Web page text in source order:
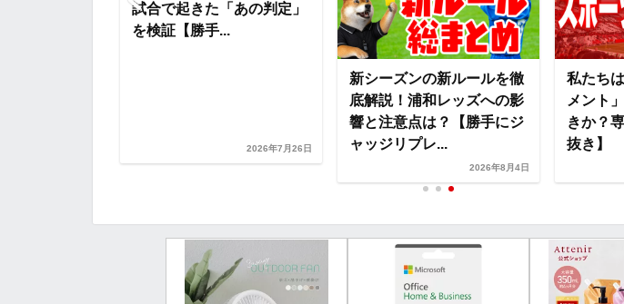
k k
試合で起きた「あの判定」
を検証【勝手...
2026年7月26日
新シーズンの新ルールを徹
底解説！浦和レッズへの影
響と注意点は？【勝手にジ
ャッジリプレ...
2026年8月4日
私たち
メント
きか？
抜き】